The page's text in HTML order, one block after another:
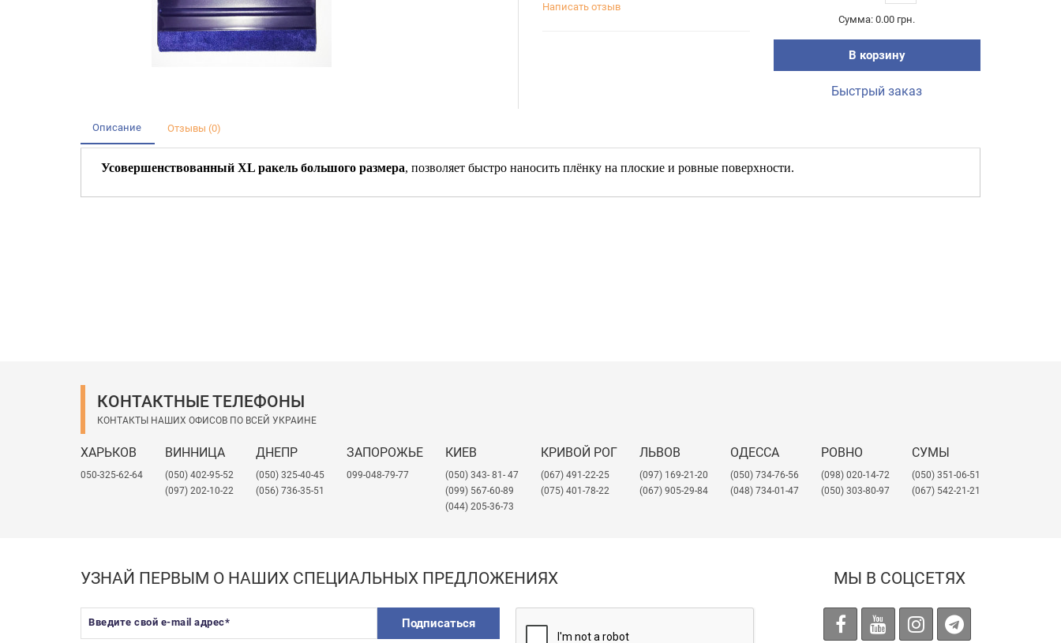
Написать отзыв
Сумма: 0.00 грн.
В корзину
Быстрый заказ
Описание Отзывы (0)
Усовершенствованный XL ракель большого размера, позволяет быстро наносить плёнку на плоские и ровные поверхности.
КОНТАКТНЫЕ ТЕЛЕФОНЫ
КОНТАКТЫ НАШИХ ОФИСОВ ПО ВСЕЙ УКРАИНЕ
ХАРЬКОВ
050-325-62-64
ВИННИЦА
(050) 402-95-52
(097) 202-10-22
ДНЕПР
(050) 325-40-45
(056) 736-35-51
ЗАПОРОЖЬЕ
099-048-79-77
КИЕВ
(050) 343- 81- 47
(099) 567-60-89
(044) 205-36-73
КРИВОЙ РОГ
(067) 491-22-25
(075) 401-78-22
ЛЬВОВ
​(097) 169-21-20
(067) 905-29-84
ОДЕССА
(050) 734-76-56
(048) 734-01-47
РОВНО
(098) 020-14-72
(050) 303-80-97
СУМЫ
(050) 351-06-51
(067) 542-21-21
УЗНАЙ ПЕРВЫМ О НАШИХ СПЕЦИАЛЬНЫХ ПРЕДЛОЖЕНИЯХ
Введите свой e-mail адрес* Подписаться
МЫ В СОЦСЕТЯХ